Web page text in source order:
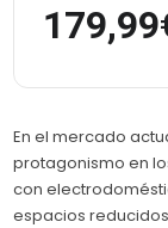
En el mercado
protagonismo en
con
espacios